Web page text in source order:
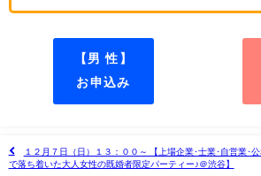
【男 性】
お申込み
１２月７日（日）１３：００～ 【上場企業･士業･自営業･
で落ち着いた大人女性の既婚者限定パーティー♪＠渋谷】